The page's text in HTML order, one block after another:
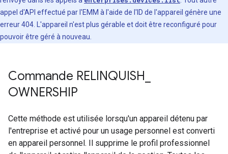
appel d'API effectué par l'EMM à l'aide de l'ID de l'appareil génère une
erreur 404. L'appareil n'est plus gérable et doit être reconfiguré pour
pouvoir être géré à nouveau.
Commande RELINQUISH
OWNERSHIP
Cette méthode est utilisée lorsqu'un appareil détenu par
l'entreprise et activé pour un usage personnel est converti
en appareil personnel. Il supprime le profil professionnel